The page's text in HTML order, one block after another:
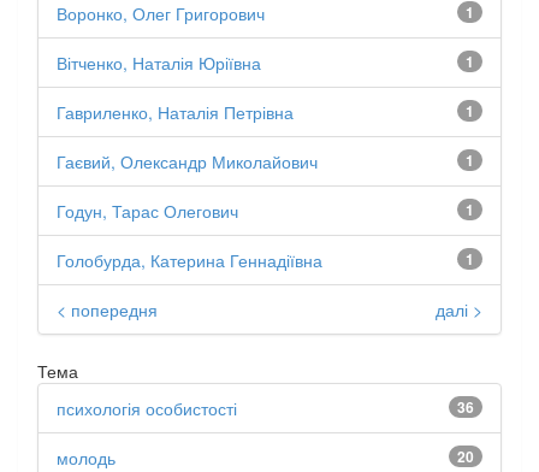
1
Воронко, Олег Григорович
1
Вітченко, Наталія Юріївна
1
Гавриленко, Наталія Петрівна
1
Гаєвий, Олександр Миколайович
1
Годун, Тарас Олегович
1
Голобурда, Катерина Геннадіївна
< попередня далі >
Тема
36
психологія особистості
20
молодь